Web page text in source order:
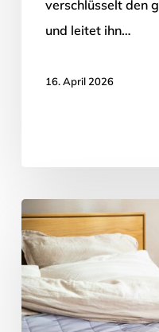
verschlüsselt den
und leitet ihn…
16. April 2026